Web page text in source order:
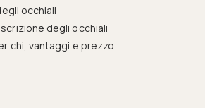
occhiali
degli occhiali
chi, vantaggi e prezzo